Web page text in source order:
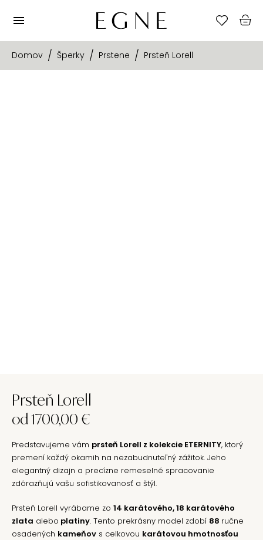
Domov Šperky Prstene Prsteň Lorell
Prsteň Lorell
od 1700,00 €
Predstavujeme vám prsteň Lorell z kolekcie ETERNITY, ktorý
premení každý okamih na nezabudnuteľný zážitok. Jeho
elegantný dizajn a precízne remeselné spracovanie
zdôrazňujú vašu sofistikovanosť a štýl.
Prsteň Lorell vyrábame zo 14 karátového, 18 karátového
zlata alebo platiny. Tento prekrásny model zdobí 88 ručne
osadených kameňov s celkovou karátovou hmotnosťou